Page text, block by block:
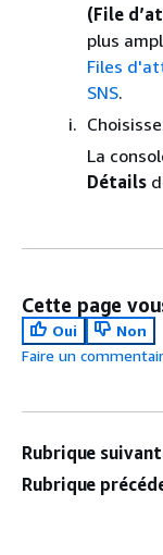
(File
plus
Files
SNS.
La
Détails
Cette page
Oui
Non
Faire un
Rubrique
Rubrique